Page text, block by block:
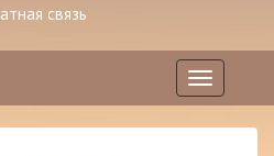
связь
Toggle
navigation